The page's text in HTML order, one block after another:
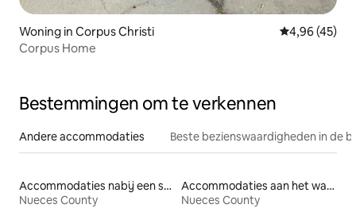
Woning in Corpus Christi Gemiddelde
4,96 (45)
Corpus Home
Bestemmingen om te verkennen
Andere accommodaties Beste bezienswaardigheden in de
Accommodaties nabij een strand
Nueces County
Accommodaties aan het water
Nueces County